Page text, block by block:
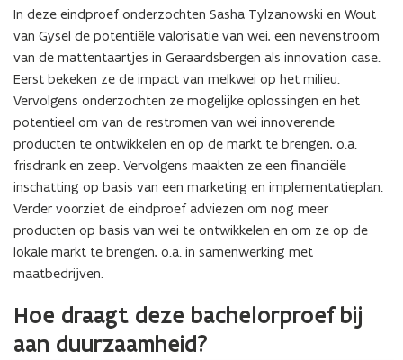
In deze eindproef onderzochten Sasha Tylzanowski en Wout
van Gysel de potentiële valorisatie van wei, een nevenstroom
van de mattentaartjes in Geraardsbergen als innovation case.
Eerst bekeken ze de impact van melkwei op het milieu.
Vervolgens onderzochten ze mogelijke oplossingen en het
potentieel om van de restromen van wei innoverende
producten te ontwikkelen en op de markt te brengen, o.a.
frisdrank en zeep. Vervolgens maakten ze een financiële
inschatting op basis van een marketing en implementatieplan.
Verder voorziet de eindproef adviezen om nog meer
producten op basis van wei te ontwikkelen en om ze op de
lokale markt te brengen, o.a. in samenwerking met
maatbedrijven.
Hoe draagt deze bachelorproef bij
aan duurzaamheid?